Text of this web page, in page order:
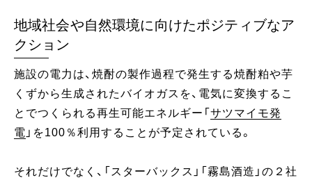
地域社会や自然環境に向けたポジティブなア
クション
施設の電力は、焼酎の製作過程で発生する焼酎粕や芋
くずから生成されたバイオガスを、電気に変換するこ
とでつくられる再生可能エネルギー「 サツマイモ発
電 」を100％利用することが予定されている。
それだけでなく、「スターバックス」「霧島酒造」の２社